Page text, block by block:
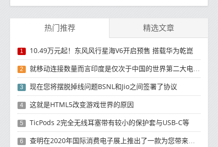
热门推荐 精选文章
1 10.49万元起！东风风行星海V6开启预售 搭载华为乾崑
2 就移动连接数量而言印度是仅次于中国的世界第二大电信市场
3 现在您将摆脱掉线问题BSNL和Jio之间签署了协议
4 这就是HTML5改变游戏世界的原因
5 TicPods 2完全无线耳塞带有较小的保护套与USB-C等
6 查明在2020年国际消费电子展上推出了一款为您带来厕纸的机器人